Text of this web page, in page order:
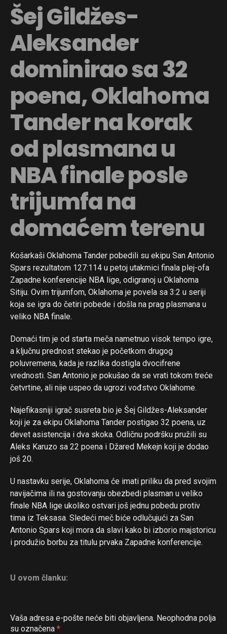
Šej Gildžes-
Aleksander
dominirao sa 32
poena, Oklahoma
Tander na korak
od plasmana u
NBA finale posle
trijumfa na
domaćem terenu
Košarkaši Oklahoma Tander pobedili su ekipu San Antonio
Spars rezultatom 127:114 u petoj utakmici finala plej-ofa
Zapadne konferencije NBA lige, odigranoj u Oklahoma
Sitiju. Ovim trijumfom, Oklahoma je povela sa 3:2 u seriji
koja se igra do četiri pobede i došla na prag plasmana u
veliko NBA finale.
Domaći tim je od starta meča nametnuo visok tempo igre,
a ključnu prednost stekao je početkom drugog
poluvremena, kada je razlika dostigla dvocifrene
vrednosti. San Antonio je pokušao da se vrati tokom treće
četvrtine, ali nije uspeo da ugrozi vođstvo Oklahome.
Najefikasniji igrač susreta bio je Šej Gildžes-Aleksander
koji je za ekipu Oklahoma Tander postigao 32 poena, uz
devet asistencija i dva skoka. Odličnu podršku pružili su
Aleks Karuzo sa 22 poena i Džared Mekejn koji je dodao
još 20.
U nastavku serije, Oklahoma će imati priliku da pred svojim
navijačima ili na gostovanju obezbedi plasman u veliko
finale NBA lige ukoliko ostvari još jednu pobedu protiv
tima iz Teksasa. Sledeći meč biće odlučujući za San
Antonio Spars koji mora da slavi kako bi izborio majstoricu
i produžio borbu za titulu prvaka Zapadne konferencije.
U ovom članku:
Vaša adresa e-pošte neće biti objavljena. Neophodna polja
su označena *